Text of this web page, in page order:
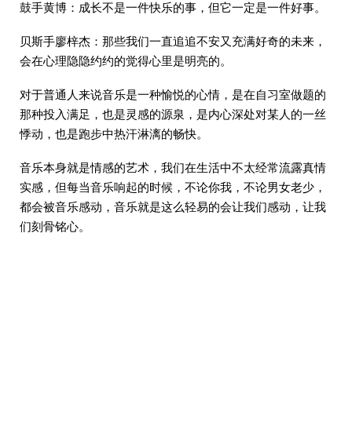
鼓手黄博：成长不是一件快乐的事，但它一定是一件好事。
贝斯手廖梓杰：那些我们一直追追不安又充满好奇的未来，
会在心理隐隐约约的觉得心里是明亮的。
对于普通人来说音乐是一种愉悦的心情，是在自习室做题的
那种投入满足，也是灵感的源泉，是内心深处对某人的一丝
悸动，也是跑步中热汗淋漓的畅快。
音乐本身就是情感的艺术，我们在生活中不太经常流露真情
实感，但每当音乐响起的时候，不论你我，不论男女老少，
都会被音乐感动，音乐就是这么轻易的会让我们感动，让我
们刻骨铭心。